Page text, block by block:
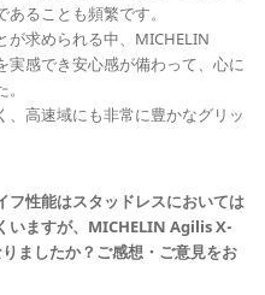
ることも頻繁です。
が求められる中、MICHELIN
実感でき安心感が備わって、心に
高速域にも非常に豊かなグリッ
性能はスタッドレスにおいては
いますが、MICHELIN Agilis X-
ましたか？ご感想・ご意見をお